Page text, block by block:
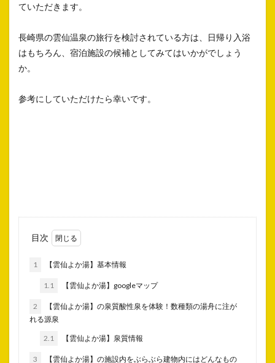
ていただきます。
長崎県の雲仙温泉の旅行を検討されている方は、日帰り入浴
はもちろん、宿泊施設の候補としてみてはいかがでしょう
か。
参考にしていただけたら幸いです。
目次
1 【雲仙よか湯】基本情報
1.1 【雲仙よか湯】googleマップ
2
【雲仙よか湯】の泉質酸性泉を体験！数種類の湯舟に注が
れる源泉
2.1 【雲仙よか湯】泉質情報
3
【雲仙よか湯】の施設内をぶらぶら建物内にはどんなもの